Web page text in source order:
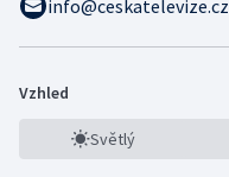
info@ceskatelevize.cz
Vzhled
Světlý